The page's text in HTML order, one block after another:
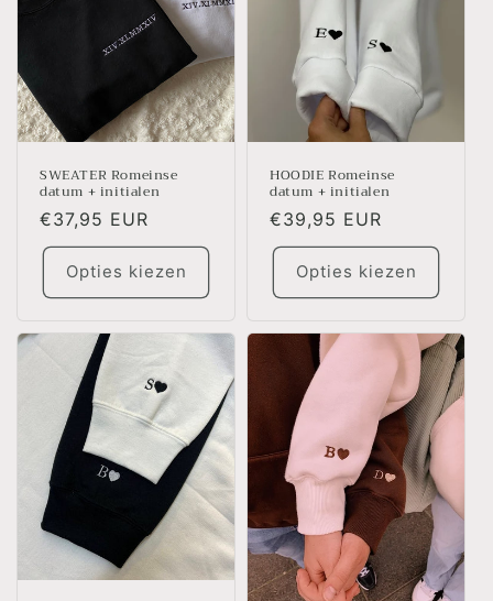
e
:
SWEATER Romeinse
datum + initialen
Normale
prijs
€37,95 EUR
Opties kiezen
HOODIE Romeinse
datum + initialen
Normale
prijs
€39,95 EUR
Opties kiezen